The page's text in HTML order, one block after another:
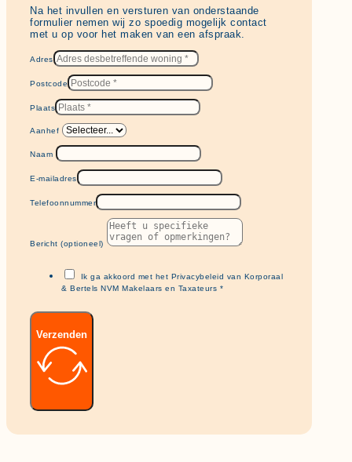
Na het invullen en versturen van onderstaande
formulier nemen wij zo spoedig mogelijk contact
met u op voor het maken van een afspraak.
Adres
Postcode
Plaats
Aanhef
Naam
E-mailadres
Telefoonnummer
Bericht (optioneel)
Ik ga akkoord met het Privacybeleid van Korporaal
& Bertels NVM Makelaars en Taxateurs *
Verzenden